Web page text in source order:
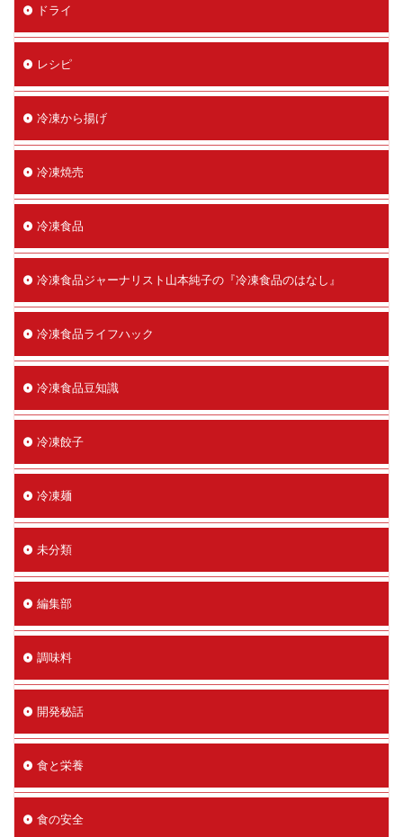
ドライ
レシピ
冷凍から揚げ
冷凍焼売
冷凍食品
冷凍食品ジャーナリスト山本純子の『冷凍食品のはなし』
冷凍食品ライフハック
冷凍食品豆知識
冷凍餃子
冷凍麺
未分類
編集部
調味料
開発秘話
食と栄養
食の安全